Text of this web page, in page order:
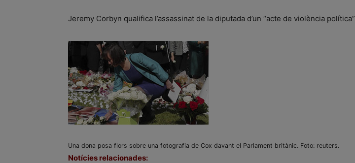
Jeremy Corbyn qualifica l’assassinat de la diputada d’un “acte de violència política”
Una dona posa flors sobre una fotografia de Cox davant el Parlament britànic. Foto: reuters.
Notícies relacionades: